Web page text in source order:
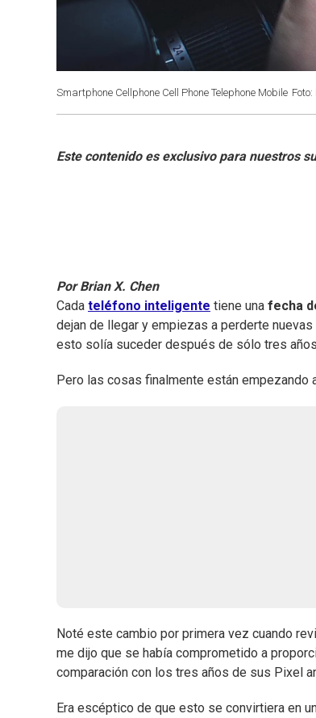
Smartphone Cellphone Cell Phone Telephone Mobile
Por Brian X. Chen
Cada teléfono inteligente tiene una fecha
dejan de llegar y empiezas a perderte
esto solía suceder después de sólo tres
Pero las cosas finalmente están empezando
Noté este cambio por primera vez cuando
me dijo que se había comprometido a
comparación con los tres años de sus Pixel
Era escéptico de que esto se convirtiera en